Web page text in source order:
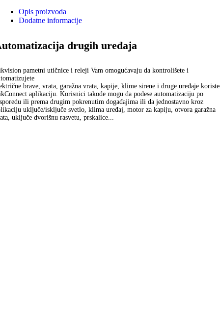
Opis proizvoda
Dodatne informacije
drugih uređaja
pametni utičnice i releji Vam omogućavaju da kontrolišete i
brave, vrata, garažna vrata, kapije, klime sirene i druge uređaje
aplikaciju. Korisnici takođe mogu da podese automatizaciju po
ili prema drugim pokrenutim događajima ili da jednostavno kroz
uključe/isključe svetlo, klima uređaj, motor za kapiju, otvora garažna
uključe dvorišnu rasvetu, prskalice...